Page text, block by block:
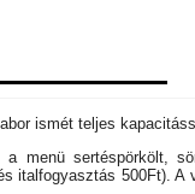
ismét teljes
menü sertéspörkölt,
italfogyasztás 500Ft). A